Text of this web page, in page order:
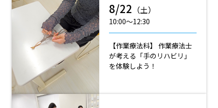
8/22 （土）
10:00〜12:30
【作業療法科】 作業療法士
が考える「手のリハビリ」
を体験しよう！